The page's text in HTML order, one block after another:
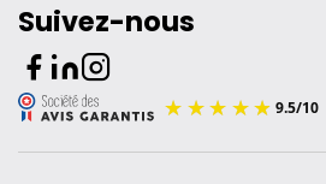
Suivez-nous